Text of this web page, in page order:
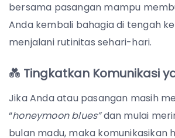
bersama pasangan mampu
Anda kembali bahagia di tengah
menjalani rutinitas sehari-hari.
💑 Tingkatkan Komunikasi
Jika Anda atau pasangan masih
“honeymoon blues”dan mulai
bulan madu, maka komunikasikan